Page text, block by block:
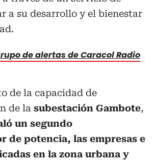
a su desarrollo y el bienestar
de alertas de Caracol Radio
de la capacidad de
de la subestación Gambote,
un segundo
de potencia, las empresas e
en la zona urbana y